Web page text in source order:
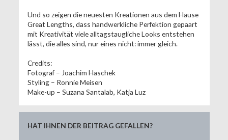
Und so zeigen die neuesten Kreationen aus dem Hause
Great Lengths, dass handwerkliche Perfektion gepaart
mit Kreativität viele alltagstaugliche Looks entstehen
lässt, die alles sind, nur eines nicht: immer gleich.
Credits:
Fotograf – Joachim Haschek
Styling – Ronnie Meisen
Make-up – Suzana Santalab, Katja Luz
HAT IHNEN DER BEITRAG GEFALLEN?